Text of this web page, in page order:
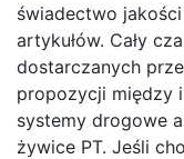
świadectwo
artykułów. Cały
dostarczanych
propozycji między
systemy drogowe
żywice PT. Jeśli